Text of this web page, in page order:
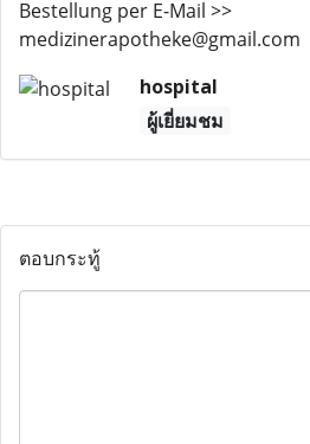
Bestellung per E-Mail >>
medizinerapotheke@gmail.com
hospital
ผู้เยี่ยมชม
ตอบกระทู้